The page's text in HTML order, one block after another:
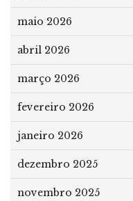
maio 2026
abril 2026
março 2026
fevereiro 2026
janeiro 2026
dezembro 2025
novembro 2025